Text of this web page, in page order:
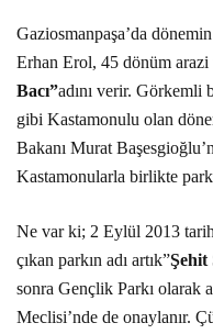
Gaziosmanpaşa’da
Erhan Erol, 45 dönüm
Bacı”adını verir. Görkemli
gibi Kastamonulu olan
Bakanı Murat
Kastamonularla birlikte park
Ne var ki; 2 Eylül 2013
çıkan parkın adı artık”Şehit
sonra Gençlik Parkı olarak
Meclisi’nde de onaylanır.